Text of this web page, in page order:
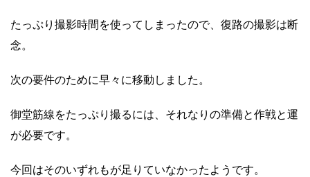
たっぷり撮影時間を使ってしまったので、復路の撮影は断
念。
次の要件のために早々に移動しました。
御堂筋線をたっぷり撮るには、それなりの準備と作戦と運
が必要です。
今回はそのいずれもが足りていなかったようです。